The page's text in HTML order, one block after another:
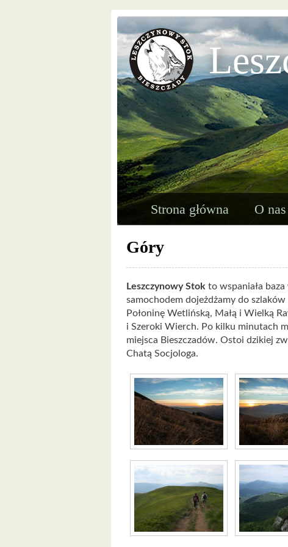
Strona główna O nas
Góry
Leszczynowy Stok to wspaniała
samochodem dojeżdżamy do
Połoninę Wetlińską, Małą i Wielką
i Szeroki Wierch. Po kilku minutach
miejsca Bieszczadów. Ostoi dzikiej
Chatą Socjologa.